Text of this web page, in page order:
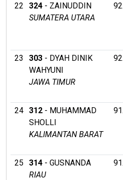
22
324 - ZAINUDDIN
SUMATERA UTARA
23
303 - DYAH DINIK
WAHYUNI
JAWA TIMUR
24
312 - MUHAMMAD
SHOLLI
KALIMANTAN BARAT
25
314 - GUSNANDA
RIAU